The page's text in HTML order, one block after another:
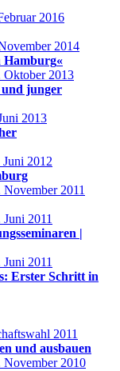
2016
2014
Hamburg«
Oktober 2013
und junger
2013
2012
2011
2011
|
2011
Erster Schritt in
2011
und ausbauen
November 2010